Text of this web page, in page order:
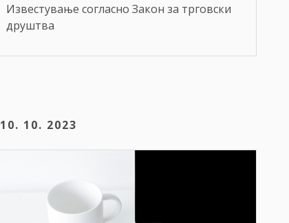
Известување согласно Закон за трговски
друштва
10. 10. 2023